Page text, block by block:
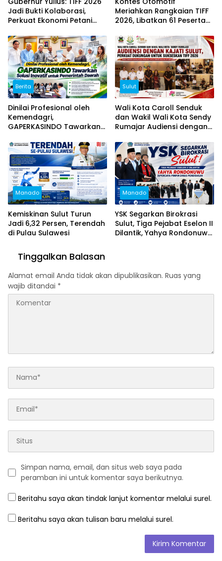
Jadi Bukti Kolaborasi,
Perkuat Ekonomi Petani
Meriahkan Rangkaian TIFF
2026, Libatkan 61 Peserta
Sulut
Berita
Dinilai Profesional oleh
Kemendagri,
GAPERKASINDO Tawarkan
Pemerintah Daerah
Sulut
Wali Kota Caroll Senduk
dan Wakil Wali Kota Sendy
Rumajar Audiensi dengan
Dukungan untuk Sukseskan
TIFF 2026
Manado
Kemiskinan Sulut Turun
Jadi 6,32 Persen, Terendah
di Pulau Sulawesi
Manado
YSK Segarkan Birokrasi
Sulut, Tiga Pejabat Eselon II
Dilantik, Yahya Rondonuwu
Tinggalkan Balasan
Alamat email Anda tidak akan dipublikasikan. Ruas yang
wajib ditandai *
Simpan nama, email, dan situs web saya pada
peramban ini untuk komentar saya berikutnya.
Beritahu saya akan tindak lanjut komentar melalui surel.
Beritahu saya akan tulisan baru melalui surel.